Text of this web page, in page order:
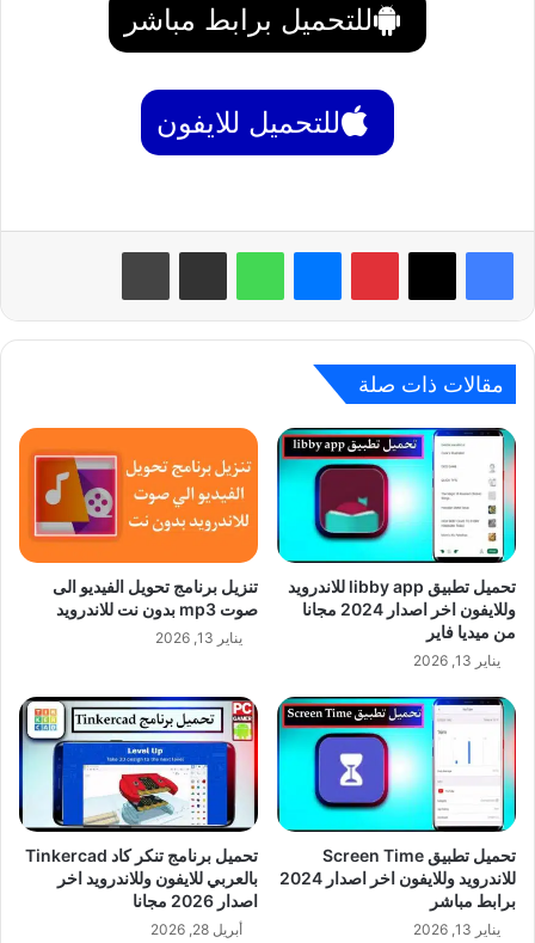
للتحميل برابط مباشر
للتحميل للايفون
بينتيريست واتساب
مقالات ذات صلة
تحميل تطبيق libby app للاندرويد
وللايفون اخر اصدار 2024 مجانا
من ميديا فاير
يناير 13, 2026
تنزيل برنامج تحويل الفيديو الى
صوت mp3 بدون نت للاندرويد
يناير 13, 2026
تحميل تطبيق Screen Time
للاندرويد وللايفون اخر اصدار 2024
برابط مباشر
يناير 13, 2026
تحميل برنامج تنكر كاد Tinkercad
بالعربي للايفون وللاندرويد اخر
اصدار 2026 مجانا
أبريل 28, 2026